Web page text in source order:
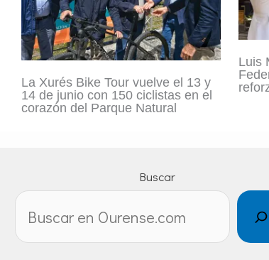
La Xurés Bike Tour vuelve el 13 y
14 de junio con 150 ciclistas en el
corazón del Parque Natural
Luis
Buscar